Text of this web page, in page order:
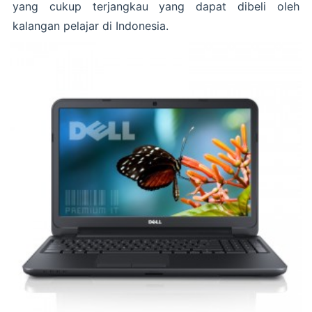
yang cukup terjangkau yang dapat dibeli oleh
kalangan pelajar di Indonesia.